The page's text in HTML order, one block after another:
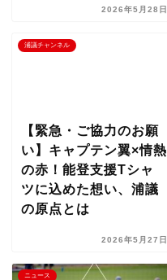
2026年5月28日
浦議チャンネル
【緊急・ご協力のお願
い】キャプテン翼×情熱
の赤！能登支援Tシャ
ツに込めた想い、浦議
の原点とは
2026年5月27日
ニュース